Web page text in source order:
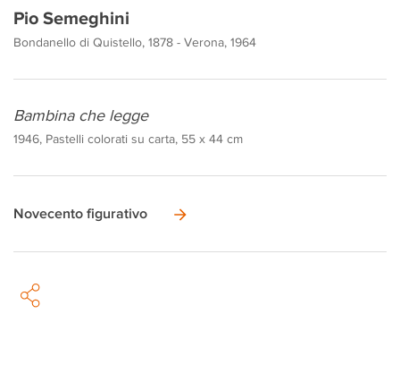
Pio Semeghini
Bondanello di Quistello, 1878 - Verona, 1964
Bambina che legge
1946, Pastelli colorati su carta, 55 x 44 cm
Novecento figurativo